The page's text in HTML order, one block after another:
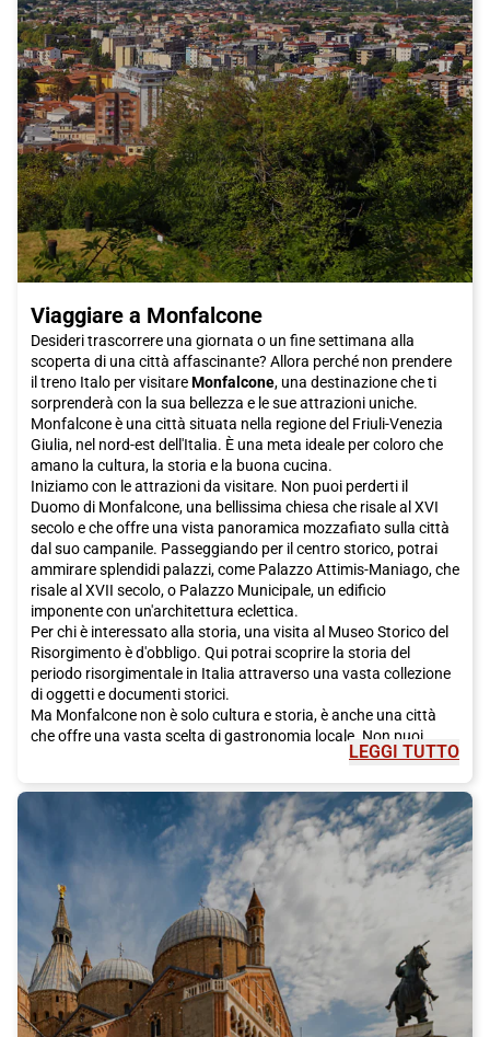
Viaggiare a Monfalcone
Desideri trascorrere una giornata o un fine settimana alla
scoperta di una città affascinante? Allora perché non prendere
il treno Italo per visitareMonfalcone, una destinazione che ti
sorprenderà con la sua bellezza e le sue attrazioni uniche.
Monfalcone è una città situata nella regione del Friuli-Venezia
Giulia, nel nord-est dell'Italia. È una meta ideale per coloro che
amano la cultura, la storia e la buona cucina.
Iniziamo con le attrazioni da visitare. Non puoi perderti il
Duomo di Monfalcone, una bellissima chiesa che risale al XVI
secolo e che offre una vista panoramica mozzafiato sulla città
dal suo campanile. Passeggiando per il centro storico, potrai
ammirare splendidi palazzi, come Palazzo Attimis-Maniago, che
risale al XVII secolo, o Palazzo Municipale, un edificio
imponente con un'architettura eclettica.
Per chi è interessato alla storia, una visita al Museo Storico del
Risorgimento è d'obbligo. Qui potrai scoprire la storia del
periodo risorgimentale in Italia attraverso una vasta collezione
di oggetti e documenti storici.
Ma Monfalcone non è solo cultura e storia, è anche una città
che offre una vasta scelta di gastronomia locale. Non puoi
lasciare la città senza assaggiare le specialità culinarie del
crauti e carne affumicata, oppure il Prosciutto di San Daniele,
con il suo sapore unico e inconfondibile.
E se sei un appassionato di vini, Monfalcone ti sorprenderà con
le sue cantine e le sue produzioni vinicole di alta qualità. Potrai
visitare le cantine locali, degustare i vini del territorio e scoprire
la passione che gli abitanti di Monfalcone mettono nella
produzione di queste prelibatezze.
Per raggiungere Monfalcone, ti consigliamo di prendere il treno
Italo. Italo offre un servizio confortevole e rapido, che ti porterà
direttamente alla stazione di Monfalcone, situata nel cuore
della città. Potrai goderti il paesaggio in tutta comodità durante
il viaggio e approfittare delle offerte e degli sconti disponibili sul
LEGGI TUTTO